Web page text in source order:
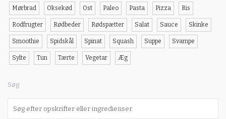
Mørbrad Oksekød Ost Paleo Pasta Pizza Ris
Rodfrugter Rødbeder Rødspætter Salat Sauce Skinke
Smoothie Spidskål Spinat Squash Suppe Svampe
Sylte Tun Tærte Vegetar Æg
Søg